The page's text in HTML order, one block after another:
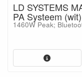
LD SYSTEMS
PA Systeem (wit)
1460W Peak;